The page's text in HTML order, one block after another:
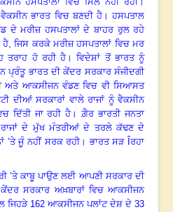
ਵੈਕਸੀਨ ਭਾਰਤ ਵਿਚ ਬਣਦੀ ਹੈ। ਹਸਪਤਾਲ
ਦੇ ਮਰੀਜ਼ ਹਸਪਤਾਲਾਂ ਦੇ ਬਾਹਰ ਰੁਲ ਰਹੇ
ਹੈ,ਜਿਸ ਕਰਕੇ ਮਰੀਜ਼ ਹਸਪਤਾਲਾਂ ਵਿਚ ਮਰ
ਤਰਾਹ ਹੋ ਰਹੀ ਹੈ । ਵਿਦੇਸ਼ਾਂ ਤੋਂ ਭਾਰਤ ਨੂੰ
ਪ੍ਰੰਤੂ ਭਾਰਤ ਦੀ ਕੇਂਦਰ ਸਰਕਾਰ ਸੰਜੀਦਗੀ
ਅਤੇ ਆਕਸੀਜਨ ਵੰਡਣ ਵਿਚ ਵੀ ਸਿਆਸਤ
ਦੀਆਂ ਸਰਕਾਰਾਂ ਵਾਲੇ ਰਾਜਾਂ ਨੂੰ ਵੈਕਸੀਨ
ਦਿੱਤੀ ਜਾ ਰਹੀ ਹੈ । ਗ਼ੈਰ ਭਾਰਤੀ ਜਨਤਾ
ਰਾਜਾਂ ਦੇ ਮੁੱਖ ਮੰਤਰੀਆਂ ਦੇ ਤਰਲੇ ਕੱਢਣ ਦੇ
’ਤੇ ਜੂੰ ਨਹੀਂ ਸਰਕ ਰਹੀ। ਭਾਰਤ ਸੜÎਰਹਾ
’ਤੇ ਕਾਬੂ ਪਾਉਣ ਲਈ ਆਪਣੀ ਸਰਕਾਰ ਦੀ
ਕੇਂਦਰ ਸਰਕਾਰ ਅਖ਼ਬਾਰਾਂ ਵਿਚ ਆਕਸੀਜਨ
ਜਿਹੜੇ162 ਆਕਸੀਜਨ ਪਲਾਂਟ ਦੇਸ਼ ਦੇ 33